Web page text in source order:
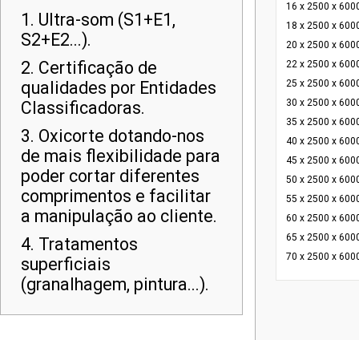
16 x 2500 x
18 x 2500 x
20 x 2500 x
22 x 2500 x
25 x 2500 x
30 x 2500 x
35 x 2500 x
40 x 2500 x
45 x 2500 x
50 x 2500 x
55 x 2500 x
60 x 2500 x
65 x 2500 x
70 x 2500 x
1. Ultra-som (S1+E1,
S2+E2...).
2. Certificação de
qualidades por Entidades
Classificadoras.
3. Oxicorte dotando-nos
de mais flexibilidade para
poder cortar diferentes
comprimentos e facilitar
a manipulação ao cliente.
4. Tratamentos
superficiais
(granalhagem, pintura...).